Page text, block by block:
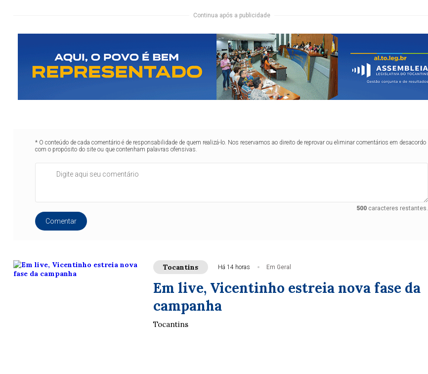
Continua após a publicidade
* O conteúdo de cada comentário é de responsabilidade de quem realizá-lo. Nos reservamos ao direito de reprovar ou eliminar comentários em desacordo
com o propósito do site ou que contenham palavras ofensivas.
500caracteres restantes.
Comentar
Tocantins Há 14 horas Em Geral
Em live, Vicentinho estreia nova fase da
campanha
Tocantins